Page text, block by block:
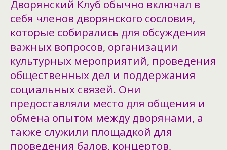
Дворянский Клуб обычно включал в
себя членов дворянского сословия,
которые собирались для обсуждения
важных вопросов, организации
культурных мероприятий, проведения
общественных дел и поддержания
социальных связей. Они
предоставляли место для общения и
обмена опытом между дворянами, а
также служили площадкой для
проведения балов, концертов,